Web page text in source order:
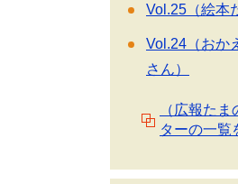
Vol.25（絵本
Vol.24（おか
さん）
（広報た
ターの一覧